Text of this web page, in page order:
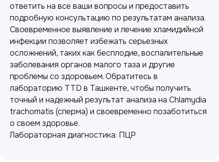
ответить на все ваши вопросы и предоставить
подробную консультацию по результатам анализа.
Своевременное выявление и лечение хламидийной
инфекции позволяет избежать серьезных
осложнений, таких как бесплодие, воспалительные
заболевания органов малого таза и другие
проблемы со здоровьем. Обратитесь в
лабораторию TTD в Ташкенте, чтобы получить
точный и надежный результат анализа на Chlamydia
trachomatis (сперма) и своевременно позаботиться
о своем здоровье.
Лабораторная диагностика: ПЦР
Лабораторная диагностика
Точные анализы для контроля здоровья и
выявления заболеваний.